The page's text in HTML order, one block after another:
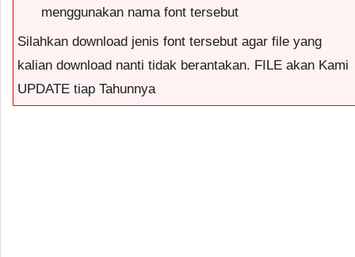
menggunakan nama font tersebut
Silahkan download jenis font tersebut agar file yang
kalian download nanti tidak berantakan. FILE akan Kami
UPDATE tiap Tahunnya